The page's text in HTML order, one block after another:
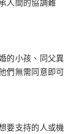
人間的協調難
的小孩、同父異
們無需同意即可
要支持的人或機